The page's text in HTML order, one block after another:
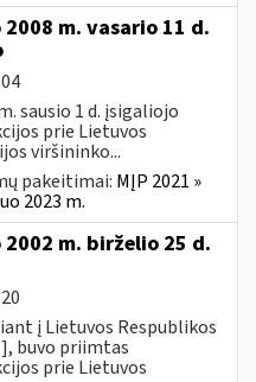
2008 m. vasario 11 d.
sausio 1 d. įsigaliojo
prie Lietuvos
viršininko...
pakeitimai: MĮP 2021 »
2023 m.
2002 m. birželio 25 d.
į Lietuvos Respublikos
buvo priimtas
prie Lietuvos